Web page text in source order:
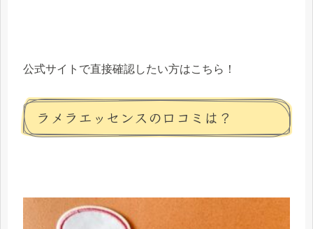
公式サイトで直接確認したい方はこちら！
ラメラエッセンスの口コミは？